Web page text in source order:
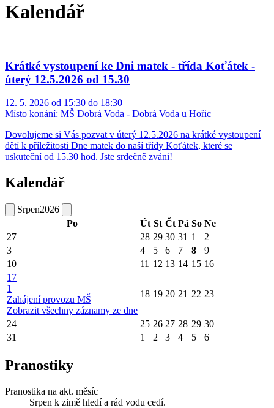
Kalendář
Krátké vystoupení ke Dni matek - třída Koťátek -
úterý 12.5.2026 od 15.30
12. 5. 2026 od 15:30 do 18:30
Místo konání: MŠ Dobrá Voda - Dobrá Voda u Hořic
Dovolujeme si Vás pozvat v úterý 12.5.2026 na krátké vystoupení
dětí k příležitosti Dne matek do naší třídy Koťátek, které se
uskuteční od 15.30 hod. Jste srdečně zváni!
Kalendář
Srpen2026
Po
Út St Čt Pá So Ne
27
28 29 30 31 1
2
3
4 5 6 7 8
9
10
11 12 13 14 15 16
17
1
Zahájení provozu MŠ
Zobrazit všechny záznamy ze dne
18 19 20 21 22 23
24 25 26 27 28 29 30
31
1 2 3 4 5 6
Pranostiky
Pranostika na akt. měsíc
Srpen k zimě hledí a rád vodu cedí.